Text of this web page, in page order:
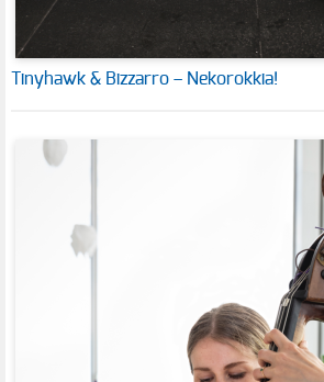
Tinyhawk & Bizzarro – Nekorokkia!